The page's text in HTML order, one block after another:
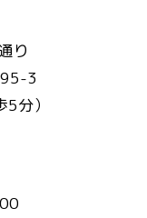
り
3
分）